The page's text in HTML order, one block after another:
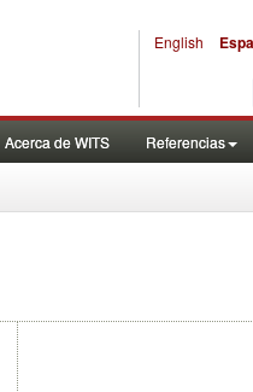
English
Acerca de WITS Referencias